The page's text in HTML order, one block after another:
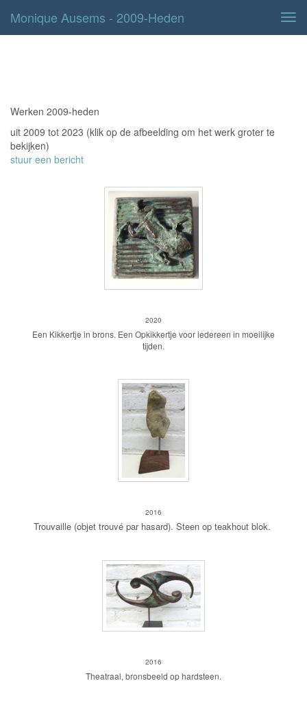
Monique Ausems - 2009-Heden
Werken 2009-heden
uit 2009 tot 2023 (klik op de afbeelding om het werk groter te
bekijken)
stuur een bericht
2020
Een Kikkertje in brons. Een Opkikkertje voor iedereen in moeilijke
tijden.
2016
Trouvaille (objet trouvé par hasard). Steen op teakhout blok.
2016
Theatraal, bronsbeeld op hardsteen.